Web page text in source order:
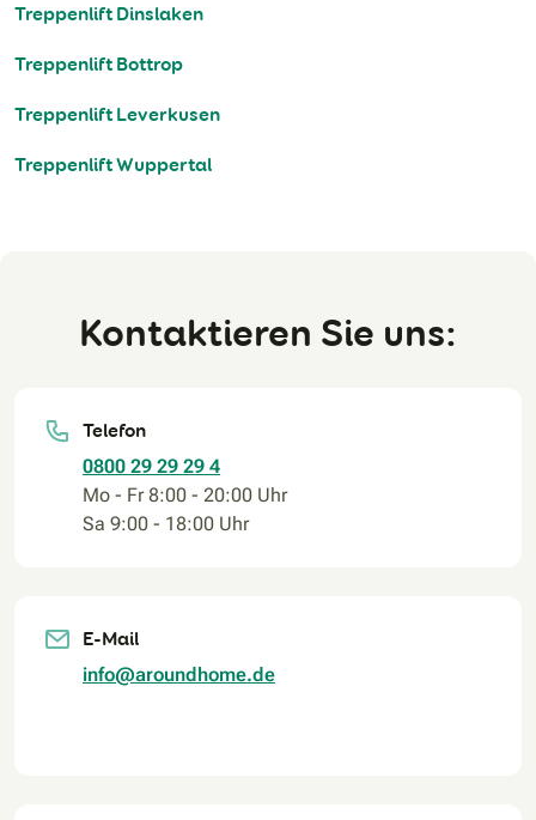
Treppenlift Dinslaken
Treppenlift Bottrop
Treppenlift Leverkusen
Treppenlift Wuppertal
Kontaktieren Sie uns:
Telefon
0800 29 29 29 4
Mo - Fr 8:00 - 20:00 Uhr
Sa 9:00 - 18:00 Uhr
E-Mail
info@aroundhome.de